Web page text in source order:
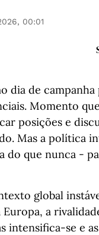
00:01
dia de campanha
Momento
posições e
Mas a política
do que nunca -
global
a
intensifica-se e